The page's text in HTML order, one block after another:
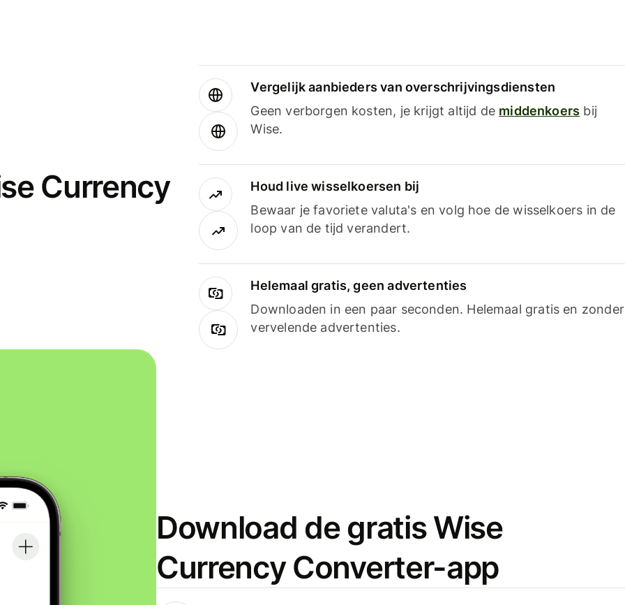
Currency
Vergelijk aanbieders van overschrijvingsdiensten
Geen verborgen kosten, je krijgt altijd de middenkoers bij
Wise.
Houd live wisselkoersen bij
Bewaar je favoriete valuta's en volg hoe de wisselkoers in de
loop van de tijd verandert.
Helemaal gratis, geen advertenties
Downloaden in een paar seconden. Helemaal gratis en zonder
vervelende advertenties.
Download de gratis Wise
Currency Converter-app